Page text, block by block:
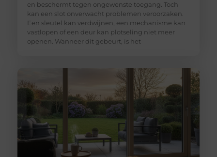
en beschermt tegen ongewenste toegang. Toch
kan een slot onverwacht problemen veroorzaken.
Een sleutel kan verdwijnen, een mechanisme kan
vastlopen of een deur kan plotseling niet meer
openen. Wanneer dit gebeurt, is het